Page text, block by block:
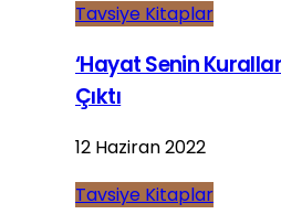
Tavsiye Kitaplar
‘Hayat Senin
Çıktı
12 Haziran 2022
Tavsiye Kitaplar